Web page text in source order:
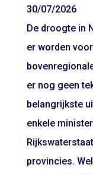
30/07/2026
De droogte in
er worden
er nog geen
belangrijkste
enkele
provincies.